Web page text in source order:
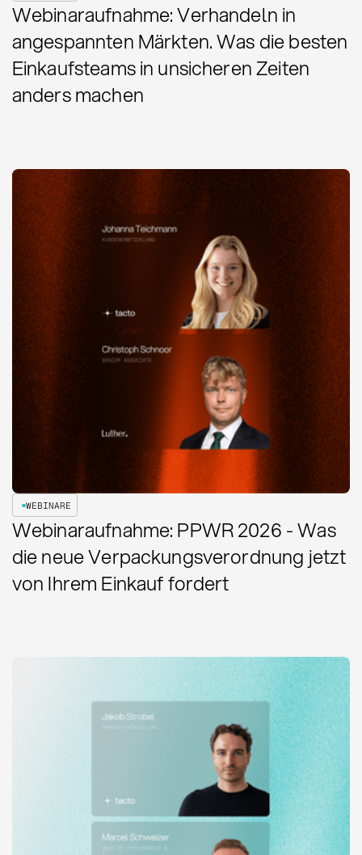
Webinaraufnahme: Verhandeln in
angespannten Märkten. Was die besten
Einkaufsteams in unsicheren Zeiten
anders machen
WEBINARE
Webinaraufnahme: PPWR 2026 - Was
die neue Verpackungsverordnung jetzt
von Ihrem Einkauf fordert